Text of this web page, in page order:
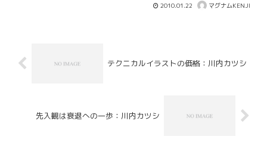
2010.01.22 マグナムKENJI
テクニカルイラストの価格：川内カツシ
先入観は衰退への一歩：川内カツシ